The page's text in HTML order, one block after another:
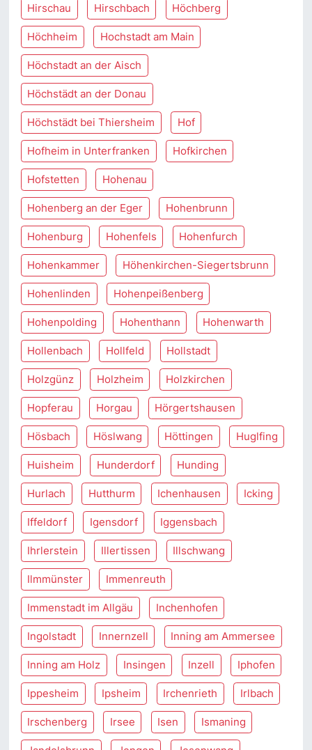
Hirschau Hirschbach Höchberg
Höchheim Hochstadt am Main
Höchstadt an der Aisch
Höchstädt an der Donau
Höchstädt bei Thiersheim Hof
Hofheim in Unterfranken Hofkirchen
Hofstetten Hohenau
Hohenberg an der Eger Hohenbrunn
Hohenburg Hohenfels Hohenfurch
Hohenkammer Höhenkirchen-Siegertsbrunn
Hohenlinden Hohenpeißenberg
Hohenpolding Hohenthann Hohenwarth
Hollenbach Hollfeld Hollstadt
Holzgünz Holzheim Holzkirchen
Hopferau Horgau Hörgertshausen
Hösbach Höslwang Höttingen Huglfing
Huisheim Hunderdorf Hunding
Hurlach Hutthurm Ichenhausen Icking
Iffeldorf Igensdorf Iggensbach
Ihrlerstein Illertissen Illschwang
Ilmmünster Immenreuth
Immenstadt im Allgäu Inchenhofen
Ingolstadt Innernzell Inning am Ammersee
Inning am Holz Insingen Inzell Iphofen
Ippesheim Ipsheim Irchenrieth Irlbach
Irschenberg Irsee Isen Ismaning